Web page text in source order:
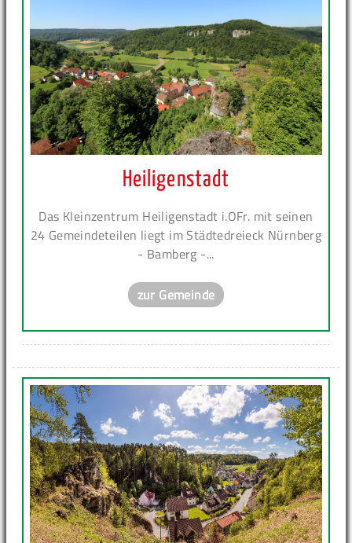
Heiligenstadt
Das Kleinzentrum Heiligenstadt i.OFr. mit seinen
24 Gemeindeteilen liegt im Städtedreieck Nürnberg
- Bamberg -...
zur Gemeinde